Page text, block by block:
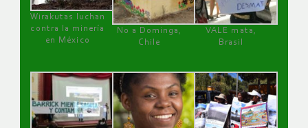
Wirakutas luchan
contra la minería
en México
No a Dominga,
Chile
VALE mata,
Brasil